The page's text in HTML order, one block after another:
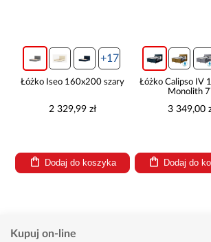
+17
Iseo 160x200 szary
2 329,99 zł
Dodaj do koszyka
+3
Łóżko Calipso IV 160x200
Monolith 77
3 349,00 zł
Dodaj do koszyka
Kupuj on-line